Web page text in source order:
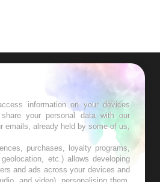
information on your devices
your personal data with our
emails, already held by some of us,
purchases, loyalty programs,
etc.) allows developing
and ads across your devices and